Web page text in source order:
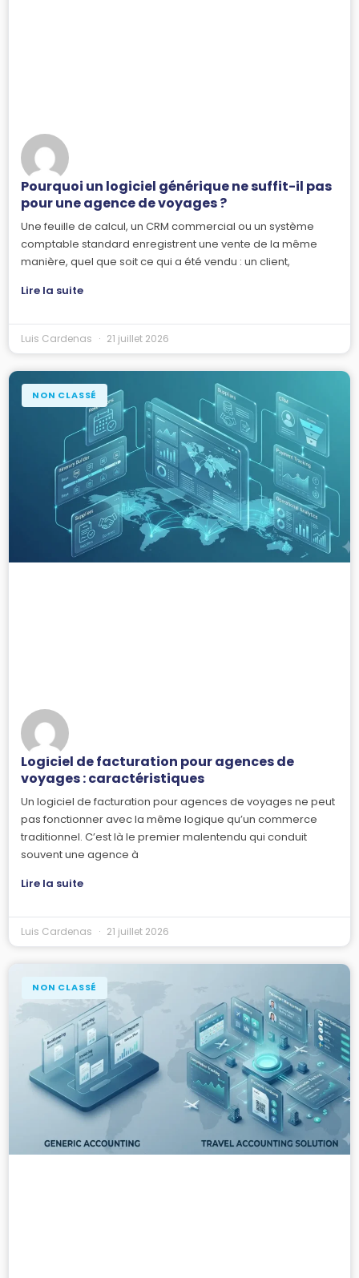
Pourquoi un logiciel générique ne suffit-il pas
pour une agence de voyages ?
Une feuille de calcul, un CRM commercial ou un système
comptable standard enregistrent une vente de la même
manière, quel que soit ce qui a été vendu : un client,
Lire la suite
Luis Cardenas 21 juillet 2026
NON CLASSÉ
Logiciel de facturation pour agences de
voyages : caractéristiques
Un logiciel de facturation pour agences de voyages ne peut
pas fonctionner avec la même logique qu’un commerce
traditionnel. C’est là le premier malentendu qui conduit
souvent une agence à
Lire la suite
Luis Cardenas 21 juillet 2026
NON CLASSÉ